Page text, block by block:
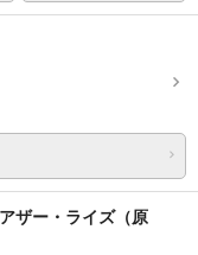
ザー・ライズ（原